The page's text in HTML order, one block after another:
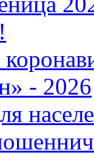
- 2026